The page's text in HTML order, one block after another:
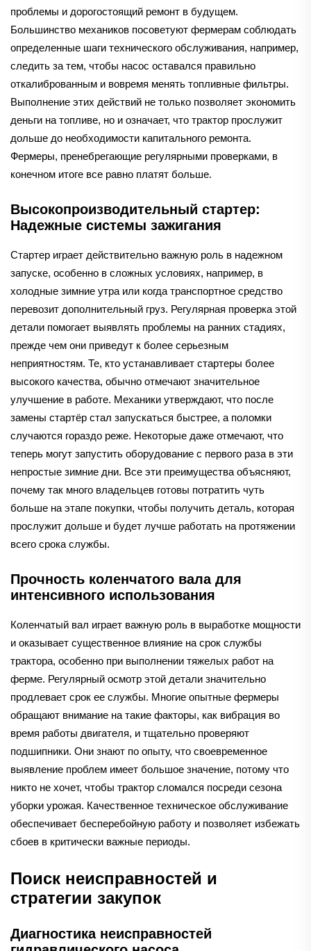
проблемы и дорогостоящий ремонт в будущем.
Большинство механиков посоветуют фермерам соблюдать
определенные шаги технического обслуживания, например,
следить за тем, чтобы насос оставался правильно
откалиброванным и вовремя менять топливные фильтры.
Выполнение этих действий не только позволяет экономить
деньги на топливе, но и означает, что трактор прослужит
дольше до необходимости капитального ремонта.
Фермеры, пренебрегающие регулярными проверками, в
конечном итоге все равно платят больше.
Высокопроизводительный стартер:
Надежные системы зажигания
Стартер играет действительно важную роль в надежном
запуске, особенно в сложных условиях, например, в
холодные зимние утра или когда транспортное средство
перевозит дополнительный груз. Регулярная проверка этой
детали помогает выявлять проблемы на ранних стадиях,
прежде чем они приведут к более серьезным
неприятностям. Те, кто устанавливает стартеры более
высокого качества, обычно отмечают значительное
улучшение в работе. Механики утверждают, что после
замены стартёр стал запускаться быстрее, а поломки
случаются гораздо реже. Некоторые даже отмечают, что
теперь могут запустить оборудование с первого раза в эти
непростые зимние дни. Все эти преимущества объясняют,
почему так много владельцев готовы потратить чуть
больше на этапе покупки, чтобы получить деталь, которая
прослужит дольше и будет лучше работать на протяжении
всего срока службы.
Прочность коленчатого вала для
интенсивного использования
Коленчатый вал играет важную роль в выработке мощности
и оказывает существенное влияние на срок службы
трактора, особенно при выполнении тяжелых работ на
ферме. Регулярный осмотр этой детали значительно
продлевает срок ее службы. Многие опытные фермеры
обращают внимание на такие факторы, как вибрация во
время работы двигателя, и тщательно проверяют
подшипники. Они знают по опыту, что своевременное
выявление проблем имеет большое значение, потому что
никто не хочет, чтобы трактор сломался посреди сезона
уборки урожая. Качественное техническое обслуживание
обеспечивает бесперебойную работу и позволяет избежать
сбоев в критически важные периоды.
Поиск неисправностей и
стратегии закупок
Диагностика неисправностей